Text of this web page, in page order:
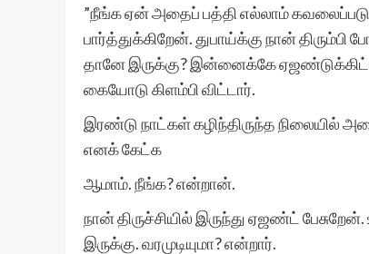
”நீங்க ஏன் அதைப் பத்தி எல்லாம்
பார்த்துக்கிறேன். துபாய்க்கு நான்
தானே இருக்கு? இன்னைக்கே ஏஜண்டுக்கிட்ட
கையோடு கிளம்பி விட்டார்.
இரண்டு நாட்கள் கழிந்திருந்த நிலையில்
எனக் கேட்க
ஆமாம். நீங்க? என்றான்.
நான் திருச்சியில் இருந்து ஏஜண்ட்
இருக்கு. வரமுடியுமா? என்றார்.